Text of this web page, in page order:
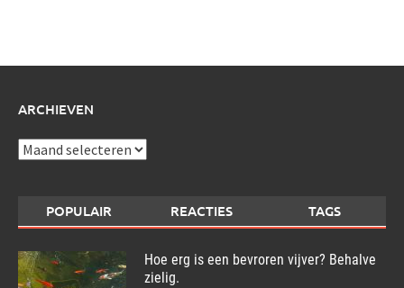
ARCHIEVEN
Archieven
POPULAIR REACTIES TAGS
Hoe erg is een bevroren vijver? Behalve
zielig.